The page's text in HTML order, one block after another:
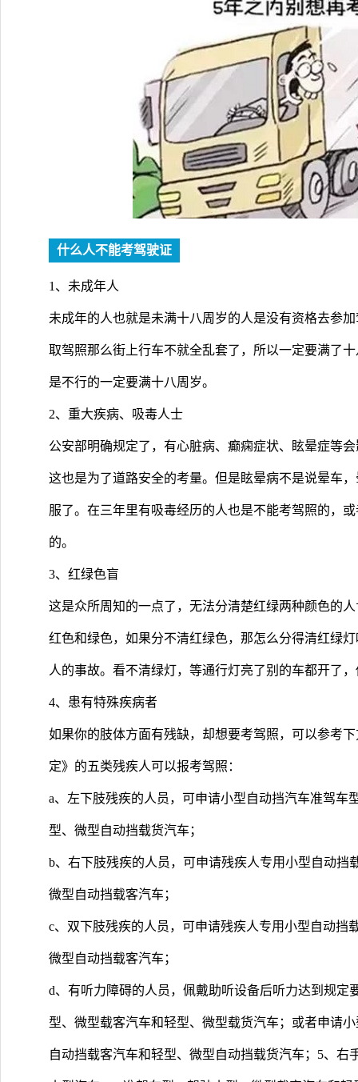
什么人不能考驾驶证
1、未成年人
未成年的人也就是未满十八周岁的人是没有资格去参
取驾照那么街上行车不就全乱套了，所以一定要满了
是不行的一定要满十八周岁。
2、重大疾病、吸毒人士
公安部明确规定了，有心脏病、癫痫症状、眩晕症等
这也是为了道路安全的考量。但是眩晕病不是说晕车
服了。在三年里有吸毒经历的人也是不能考驾照的，
的。
3、红绿色盲
这是众所周知的一点了，无法分清楚红绿两种颜色的
红色和绿色，如果分不清红绿色，那怎么分得清红绿
人的事故。看不清绿灯，等通行灯亮了别的车都开了
4、患有特殊疾病者
如果你的肢体方面有残缺，却想要考驾照，可以参考
定》的五类残疾人可以报考驾照：
a、左下肢残疾的人员，可申请小型自动挡汽车准驾车
型、微型自动挡载货汽车；
b、右下肢残疾的人员，可申请残疾人专用小型自动挡
微型自动挡载客汽车；
c、双下肢残疾的人员，可申请残疾人专用小型自动挡
微型自动挡载客汽车；
d、有听力障碍的人员，佩戴助听设备后听力达到规定
型、微型载客汽车和轻型、微型载货汽车；或者申请
自动挡载客汽车和轻型、微型自动挡载货汽车；5、